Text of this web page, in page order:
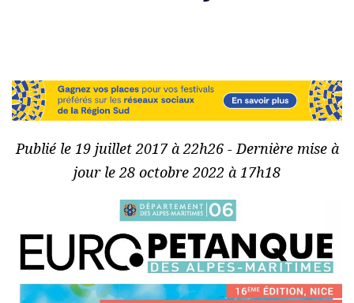
Publié le 19 juillet 2017 à 22h26 - Dernière mise à
jour le 28 octobre 2022 à 17h18